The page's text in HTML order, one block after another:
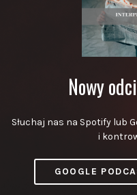
Nowy
Słuchaj nas na Spotify lub
i
GOOGLE